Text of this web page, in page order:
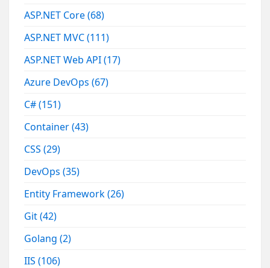
ASP.NET Core(68)
ASP.NET MVC(111)
ASP.NET Web API(17)
Azure DevOps(67)
C#(151)
Container(43)
CSS(29)
DevOps(35)
Entity Framework(26)
Git(42)
Golang(2)
IIS(106)